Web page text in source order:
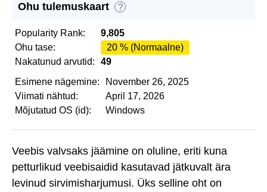
Ohu tulemuskaart ?
Popularity Rank:
9,805
Ohu tase:
20 % (Normaalne)
Nakatunud arvutid:
49
Esimene nägemine:
November 26, 2025
Viimati nähtud:
April 17, 2026
Mõjutatud OS (id):
Windows
Veebis valvsaks jäämine on oluline, eriti kuna
petturlikud veebisaidid kasutavad jätkuvalt ära
levinud sirvimisharjumusi. Üks selline oht on